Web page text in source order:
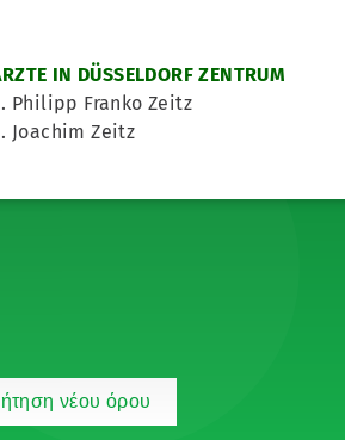
IN DÜSSELDORF ZENTRUM
Philipp Franko Zeitz
Joachim Zeitz
νέου όρου